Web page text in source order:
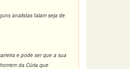
analistas falam seja de
e pode ser que a sua
da Cúria que